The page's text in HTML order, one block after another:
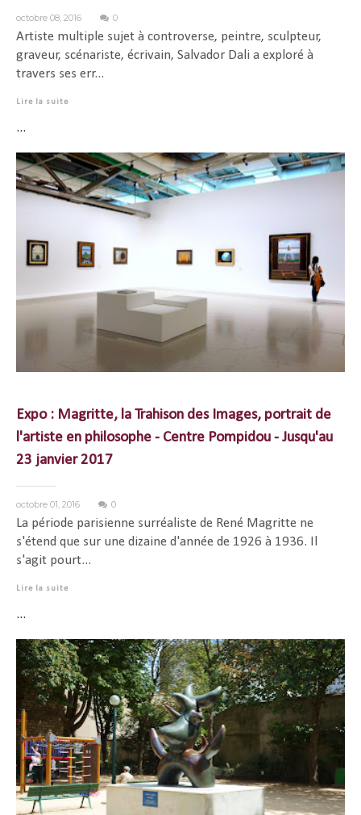
octobre 08, 2016 0
Artiste multiple sujet à controverse, peintre, sculpteur,
graveur, scénariste, écrivain, Salvador Dali a exploré à
travers ses err...
Lire la suite
...
Expo : Magritte, la Trahison des Images, portrait de
l'artiste en philosophe - Centre Pompidou - Jusqu'au
23 janvier 2017
octobre 01, 2016 0
La période parisienne surréaliste de René Magritte ne
s'étend que sur une dizaine d'année de 1926 à 1936. Il
s'agit pourt...
Lire la suite
...